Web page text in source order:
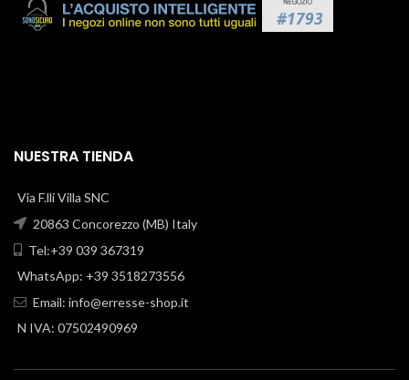
NUESTRA TIENDA
Via F.lli Villa SNC
20863 Concorezzo (MB) Italy
Tel:+39 039 367319
WhatsApp: +39 3518273556
Email: info@erresse-shop.it
N IVA: 07502490969